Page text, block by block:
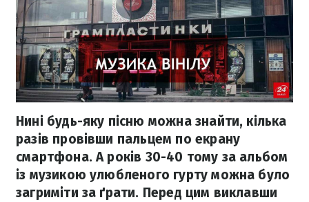
Нині будь-яку пісню можна знайти, кілька
разів провівши пальцем по екрану
смартфона. А років 30-40 тому за альбом
із музикою улюбленого гурту можна було
загриміти за ґрати. Перед цим виклавши